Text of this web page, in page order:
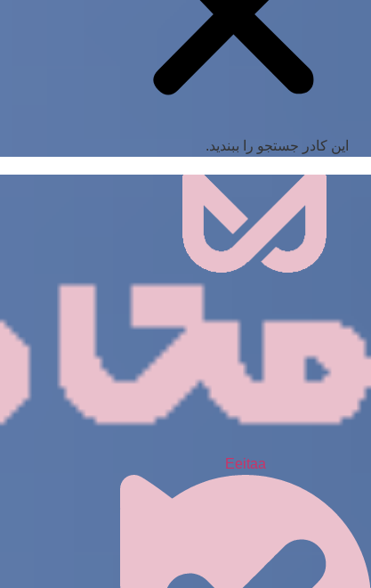
این کادر جستجو را ببندید.
Eeitaa